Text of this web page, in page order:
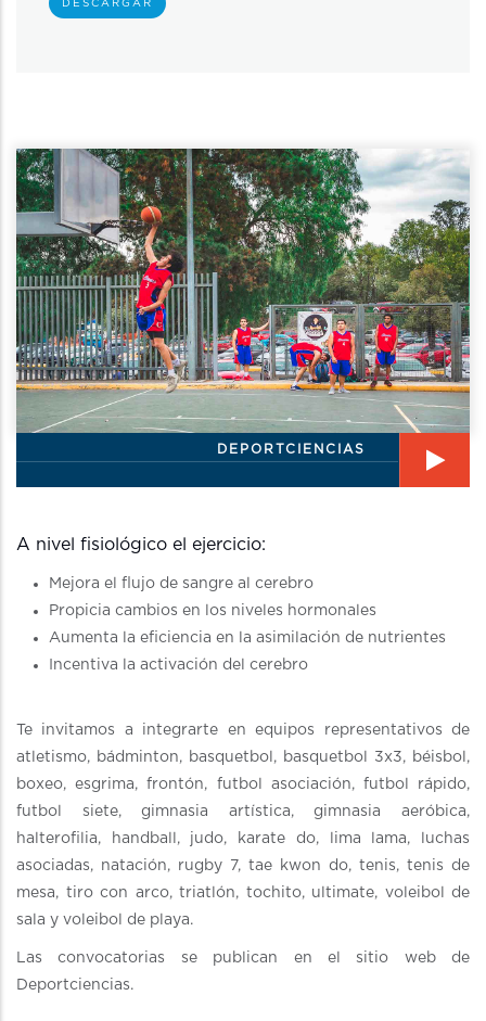
DESCARGAR
DEPORTCIENCIAS
A nivel fisiológico el ejercicio:
Mejora el flujo de sangre al cerebro
Propicia cambios en los niveles hormonales
Aumenta la eficiencia en la asimilación de nutrientes
Incentiva la activación del cerebro
Te invitamos a integrarte en equipos representativos de
atletismo, bádminton, basquetbol, basquetbol 3x3, béisbol,
boxeo, esgrima, frontón, futbol asociación, futbol rápido,
futbol siete, gimnasia artística, gimnasia aeróbica,
halterofilia, handball, judo, karate do, lima lama, luchas
asociadas, natación, rugby 7, tae kwon do, tenis, tenis de
mesa, tiro con arco, triatlón, tochito, ultimate, voleibol de
sala y voleibol de playa.
Las convocatorias se publican en el sitio web de
Deportciencias.